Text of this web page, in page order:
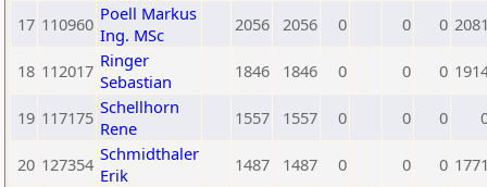
17 110960 Poell Markus
Ing. MSc
2056 2056 0 0 0
18 112017 Ringer
Sebastian
1846 1846 0 0 0
19 117175 Schellhorn
Rene
1557 1557 0 0 0
20 127354 Schmidthaler
Erik
1487 1487 0 0 0